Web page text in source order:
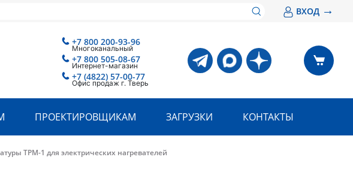
ВХОД →
+7 800 200-93-96
Многоканальный
+7 800 505-08-67
Интернет-магазин
+7 (4822) 57-00-77
Офис продаж г. Тверь
ПРОЕКТИРОВЩИКАМ ЗАГРУЗКИ КОНТАКТЫ
ТРМ-1 для электрических нагревателей